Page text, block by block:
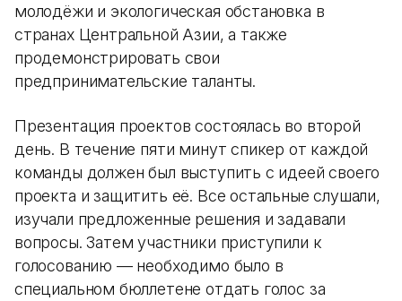
молодёжи и экологическая обстановка в
странах Центральной Азии, а также
продемонстрировать свои
предпринимательские таланты.
Презентация проектов состоялась во второй
день. В течение пяти минут спикер от каждой
команды должен был выступить с идеей своего
проекта и защитить её. Все остальные слушали,
изучали предложенные решения и задавали
вопросы. Затем участники приступили к
голосованию — необходимо было в
специальном бюллетене отдать голос за